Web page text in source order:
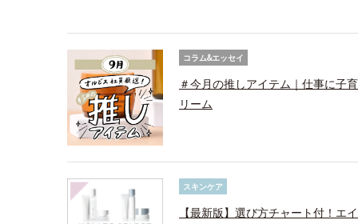
コラム&エッセイ
＃今月の推しアイテム｜仕事に子
リーム
スキンケア
【最新版】選び方チャート付！エ